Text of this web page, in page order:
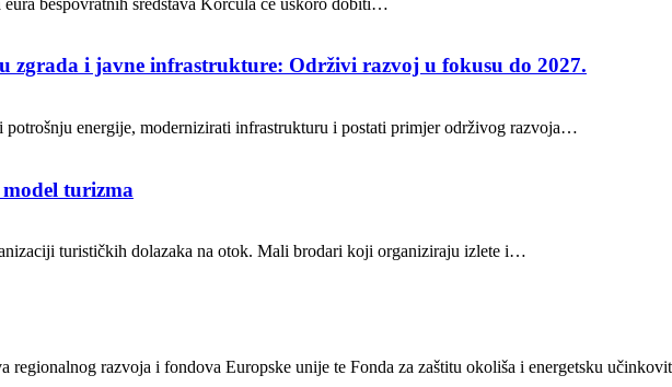
zgrada i javne infrastrukture: Održivi razvoj u fokusu do 2027.
energije, modernizirati infrastrukturu i postati primjer održivog razvoja…
turizma
turističkih dolazaka na otok. Mali brodari koji organiziraju izlete i…
regionalnog razvoja i fondova Europske unije te Fonda za zaštitu okoliša i energetsku